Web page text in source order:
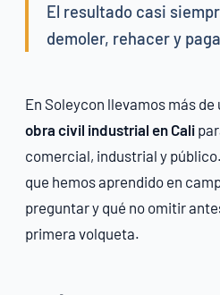
El resultado casi
demoler, rehacer y
En Soleycon llevamos más
obra civil industrial en Cali
comercial, industrial y
que hemos aprendido en
preguntar y qué no omitir
primera volqueta.